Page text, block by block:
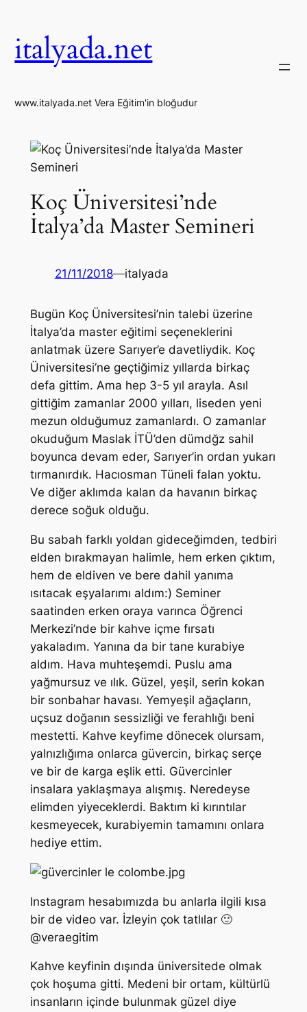
italyada.net
www.italyada.net Vera Eğitim'in bloğudur
Koç Üniversitesi’nde
İtalya’da Master Semineri
21/11/2018—italyada
Bugün Koç Üniversitesi’nin talebi üzerine
İtalya’da master eğitimi seçeneklerini
anlatmak üzere Sarıyer’e davetliydik. Koç
Üniversitesi’ne geçtiğimiz yıllarda birkaç
defa gittim. Ama hep 3-5 yıl arayla. Asıl
gittiğim zamanlar 2000 yılları, liseden yeni
mezun olduğumuz zamanlardı. O zamanlar
okuduğum Maslak İTÜ’den dümdğz sahil
boyunca devam eder, Sarıyer’in ordan yukarı
tırmanırdık. Hacıosman Tüneli falan yoktu.
Ve diğer aklımda kalan da havanın birkaç
derece soğuk olduğu.
Bu sabah farklı yoldan gideceğimden, tedbiri
elden bırakmayan halimle, hem erken çıktım,
hem de eldiven ve bere dahil yanıma
ısıtacak eşyalarımı aldım:) Seminer
saatinden erken oraya varınca Öğrenci
Merkezi’nde bir kahve içme fırsatı
yakaladım. Yanına da bir tane kurabiye
aldım. Hava muhteşemdi. Puslu ama
yağmursuz ve ılık. Güzel, yeşil, serin kokan
bir sonbahar havası. Yemyeşil ağaçların,
uçsuz doğanın sessizliği ve ferahlığı beni
mestetti. Kahve keyfime dönecek olursam,
yalnızlığıma onlarca güvercin, birkaç serçe
ve bir de karga eşlik etti. Güvercinler
insalara yaklaşmaya alışmış. Neredeyse
elimden yiyeceklerdi. Baktım ki kırıntılar
kesmeyecek, kurabiyemin tamamını onlara
hediye ettim.
Instagram hesabımızda bu anlarla ilgili kısa
bir de video var. İzleyin çok tatlılar 🙂
@veraegitim
Kahve keyfinin dışında üniversitede olmak
çok hoşuma gitti. Medeni bir ortam, kültürlü
insanların içinde bulunmak güzel diye